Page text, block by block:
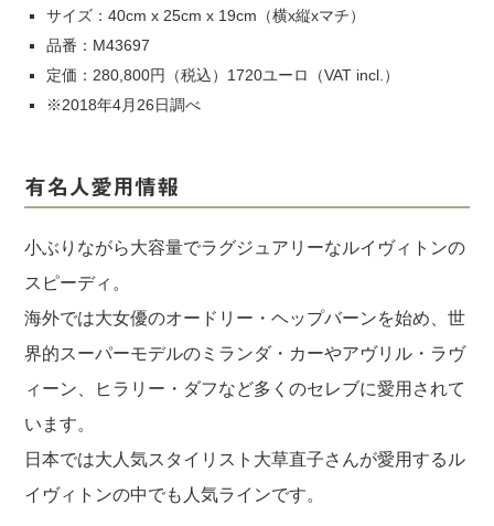
サイズ：40cm x 25cm x 19cm（横x縦xマチ）
品番：M43697
定価：280,800円（税込）1720ユーロ（VAT incl.）
※2018年4月26日調べ
有名人愛用情報
小ぶりながら大容量でラグジュアリーなルイヴィトンの
スピーディ。
海外では大女優のオードリー・ヘップバーンを始め、世
界的スーパーモデルのミランダ・カーやアヴリル・ラヴ
ィーン、ヒラリー・ダフなど多くのセレブに愛用されて
います。
日本では大人気スタイリスト大草直子さんが愛用するル
イヴィトンの中でも人気ラインです。